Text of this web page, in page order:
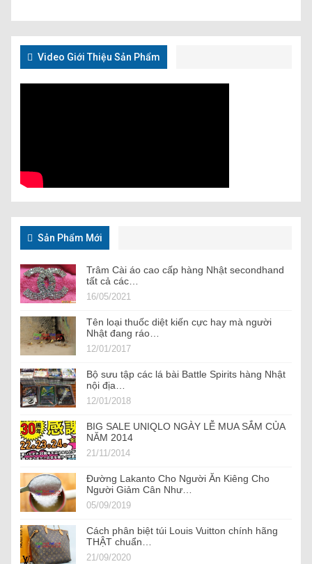
Video Giới Thiệu Sản Phẩm
Sản Phẩm Mới
Trâm Cài áo cao cấp hàng Nhật secondhand
tất cả các…
16/05/2021
Tên loại thuốc diệt kiến cực hay mà người
Nhật đang ráo…
12/01/2017
Bộ sưu tập các lá bài Battle Spirits hàng Nhật
nội địa…
12/01/2018
BIG SALE UNIQLO NGÀY LỄ MUA SẮM CỦA
NĂM 2014
21/11/2014
Đường Lakanto Cho Người Ăn Kiêng Cho
Người Giảm Cân Như…
05/09/2019
Cách phân biệt túi Louis Vuitton chính hãng
THẬT chuẩn…
21/09/2020